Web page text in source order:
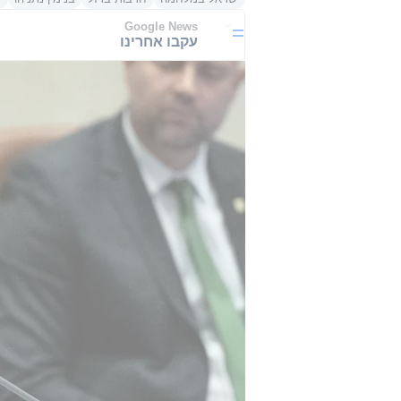
Google News
עקבו אחרינו